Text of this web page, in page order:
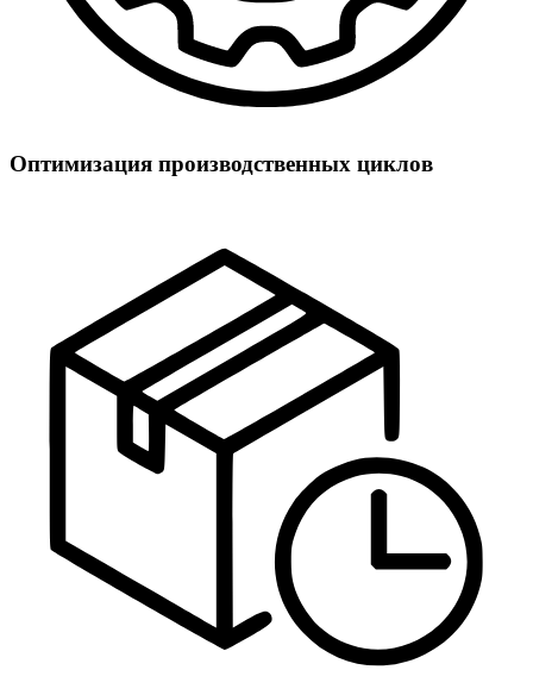
Оптимизация производственных циклов